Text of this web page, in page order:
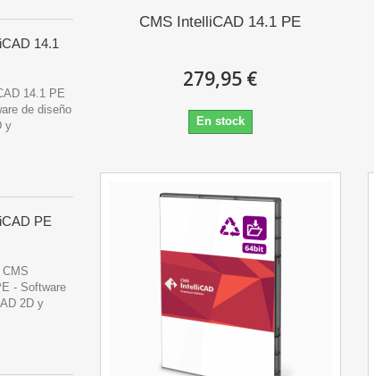
14.1
14.1 PE
de diseño
y
PE
- Software
2D y
CMS IntelliCAD 14.1 PE
279,95 €
En stock